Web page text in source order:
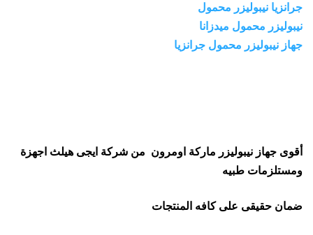
جرانزيا نيبوليزر محمول
نيبوليزر محمول ميدزانا
جهاز نيبوليزر محمول جرانزيا
أقوى جهاز نيبوليزر ماركة اومرون من شركة ايجى هيلث اجهزة
ومستلزمات طبيه
ضمان حقيقى على كافه المنتجات